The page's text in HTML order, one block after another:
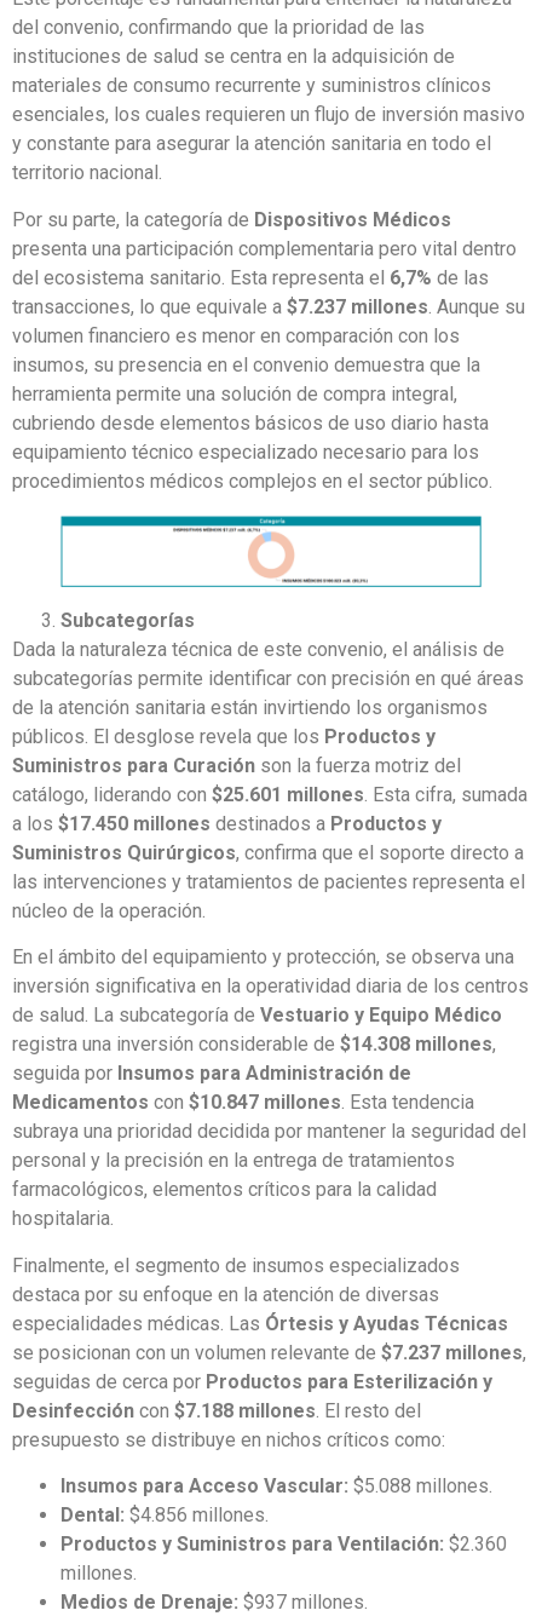
del convenio, confirmando que la prioridad de las
instituciones de salud se centra en la adquisición de
materiales de consumo recurrente y suministros clínicos
esenciales, los cuales requieren un flujo de inversión masivo
y constante para asegurar la atención sanitaria en todo el
territorio nacional.
Por su parte, la categoría de Dispositivos Médicos
presenta una participación complementaria pero vital dentro
del ecosistema sanitario. Esta representa el 6,7% de las
transacciones, lo que equivale a $7.237 millones . Aunque su
volumen financiero es menor en comparación con los
insumos, su presencia en el convenio demuestra que la
herramienta permite una solución de compra integral,
cubriendo desde elementos básicos de uso diario hasta
equipamiento técnico especializado necesario para los
procedimientos médicos complejos en el sector público.
Subcategorías
Dada la naturaleza técnica de este convenio, el análisis de
subcategorías permite identificar con precisión en qué áreas
de la atención sanitaria están invirtiendo los organismos
públicos. El desglose revela que los Productos y
Suministros para Curación son la fuerza motriz del
catálogo, liderando con $25.601 millones. Esta cifra, sumada
a los $17.450 millones destinados a Productos y
Suministros Quirúrgicos, confirma que el soporte directo a
las intervenciones y tratamientos de pacientes representa el
núcleo de la operación.
En el ámbito del equipamiento y protección, se observa una
inversión significativa en la operatividad diaria de los centros
de salud. La subcategoría de Vestuario y Equipo Médico
registra una inversión considerable de $14.308 millones,
seguida por Insumos para Administración de
Medicamentos con $10.847 millones. Esta tendencia
subraya una prioridad decidida por mantener la seguridad del
personal y la precisión en la entrega de tratamientos
farmacológicos, elementos críticos para la calidad
hospitalaria.
Finalmente, el segmento de insumos especializados
destaca por su enfoque en la atención de diversas
especialidades médicas. Las Órtesis y Ayudas Técnicas
se posicionan con un volumen relevante de $7.237 millones,
seguidas de cerca por Productos para Esterilización y
Desinfección con $7.188 millones. El resto del
presupuesto se distribuye en nichos críticos como:
Insumos para Acceso Vascular: $5.088 millones.
Dental: $4.856 millones.
Productos y Suministros para Ventilación: $2.360
millones.
Medios de Drenaje: $937 millones.